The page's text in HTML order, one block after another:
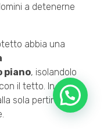
a detenerne
abbia una
piano, isolandolo
il tetto. In tal
sola pertinenza